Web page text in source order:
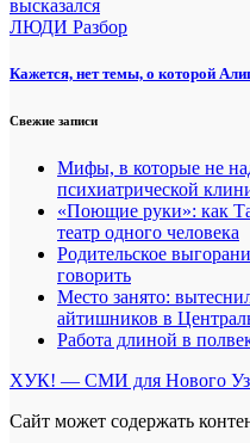
ЛЮДИ Разбор
Кажется, нет темы, о которой
Свежие записи
Мифы, в которые не
психиатрической
«Поющие руки»: как
театр одного человека
Родительское
говорить
Место занято:
айтишников в
Работа длиной в
ХУК! — СМИ для Нового
Сайт может содержать